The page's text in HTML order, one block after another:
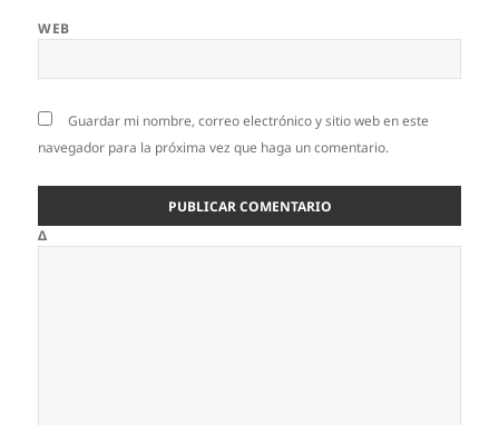
WEB
Guardar mi nombre, correo electrónico y sitio web en este
navegador para la próxima vez que haga un comentario.
Δ